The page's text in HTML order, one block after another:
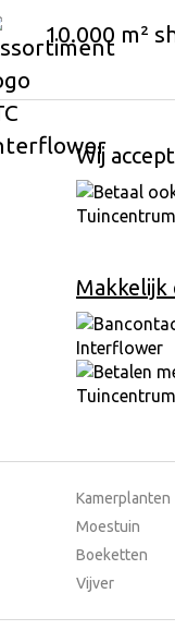
10.000 m²
Wij
Makkelijk
Kamerplanten
Moestuin
Boeketten
Vijver